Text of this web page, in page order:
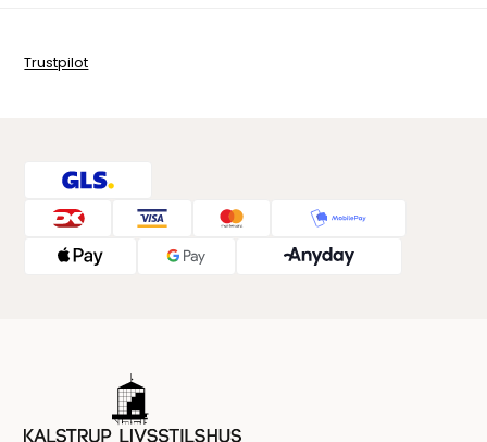
Trustpilot